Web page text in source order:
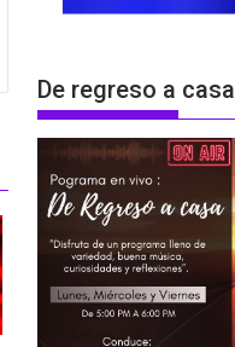
De regreso a casa